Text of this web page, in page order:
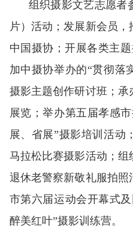
组织摄影文艺志愿者
片）活动；发展新会员，
中国摄协；开展各类主
加中摄协举办的“贯彻
摄影主题创作研讨班；
展览；举办第五届孝感
展、省展”摄影培训活动
马拉松比赛摄影活动；
退休老警察新敬礼服拍
市第六届运动会开幕式
醉美红叶”摄影训练营。